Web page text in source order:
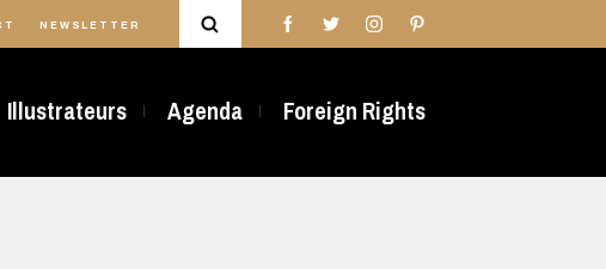
NEWSLETTER
Illustrateurs Agenda Foreign Rights